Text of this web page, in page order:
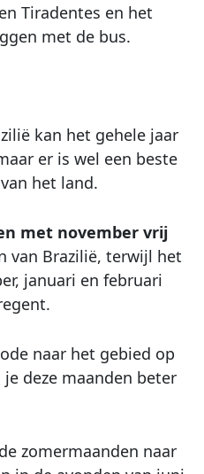
Tiradentes en het
met de bus.
kan het gehele jaar
er is wel een beste
het land.
met november vrij
van Brazilië, terwijl het
januari en februari
naar het gebied op
deze maanden beter
zomermaanden naar